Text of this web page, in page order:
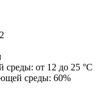
среды: от 12 до 25 °С
среды: 60%